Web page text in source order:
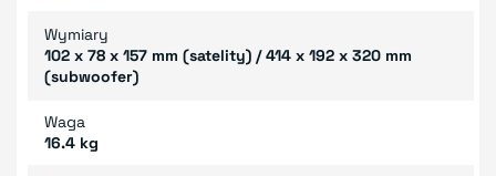
Wymiary
102 x 78 x 157 mm (satelity) / 414 x 192 x 320 mm
(subwoofer)
Waga
16.4 kg